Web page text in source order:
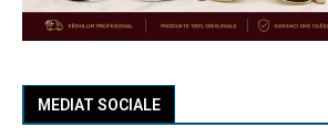
MEDIAT SOCIALE